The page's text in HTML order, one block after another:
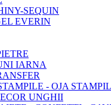
SEQUIN
EVERIN
IARNA
- OJA
UNGHII